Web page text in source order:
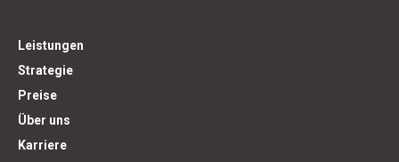
Leistungen
Strategie
Preise
Über uns
Karriere